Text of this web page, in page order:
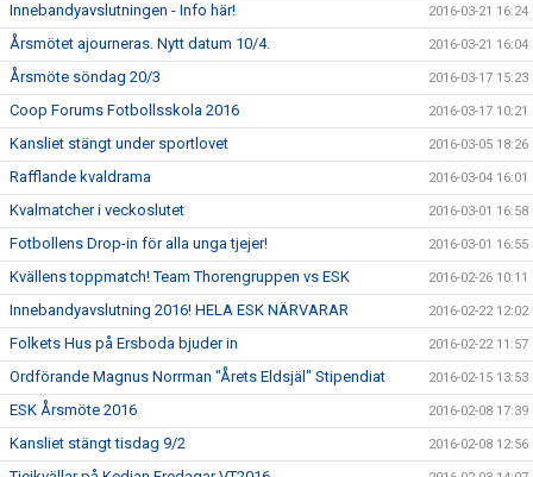
Innebandyavslutningen - Info här! 2016-03-21 16:24
Årsmötet ajourneras. Nytt datum 10/4. 2016-03-21 16:04
Årsmöte söndag 20/3 2016-03-17 15:23
Coop Forums Fotbollsskola 2016 2016-03-17 10:21
Kansliet stängt under sportlovet 2016-03-05 18:26
Rafflande kvaldrama 2016-03-04 16:01
Kvalmatcher i veckoslutet 2016-03-01 16:58
Fotbollens Drop-in för alla unga tjejer! 2016-03-01 16:55
Kvällens toppmatch! Team Thorengruppen vs ESK 2016-02-26 10:11
Innebandyavslutning 2016! HELA ESK NÄRVARAR 2016-02-22 12:02
Folkets Hus på Ersboda bjuder in 2016-02-22 11:57
Ordförande Magnus Norrman "Årets Eldsjäl" Stipendiat 2016-02-15 13:53
ESK Årsmöte 2016 2016-02-08 17:39
Kansliet stängt tisdag 9/2 2016-02-08 12:56